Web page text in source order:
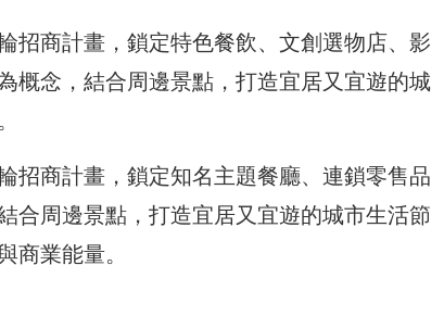
招商計畫， 鎖定特色餐飲、文創選物店、影
概念，結合周邊景點， 打造宜居又宜遊的城
招商計畫， 鎖定知名主題餐廳、連鎖零售品
合周邊景點， 打造宜居又宜遊的城市生活節
商業能量。